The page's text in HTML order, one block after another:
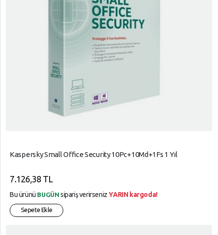
Kaspersky Small Office Security 10Pc+10Md+1Fs 1 Yıl
7.126,38 TL
Bu ürünü BUGÜN sipariş verirsenizYARIN kargoda!
Sepete Ekle